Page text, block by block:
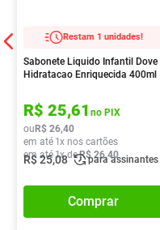
Restam 1 unidades!
Sabonete Liquido Infantil Dove
Hidratacao Enriquecida 400ml
R$ 25,61 no PIX
ou R$ 26,40
em até 1x nos cartões
em até1x deR$ 26,40
R$25,08 para assinantes
Comprar